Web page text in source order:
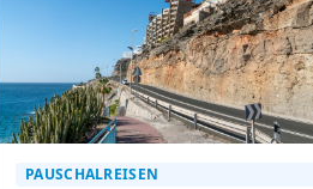
PAUSCHALREISEN